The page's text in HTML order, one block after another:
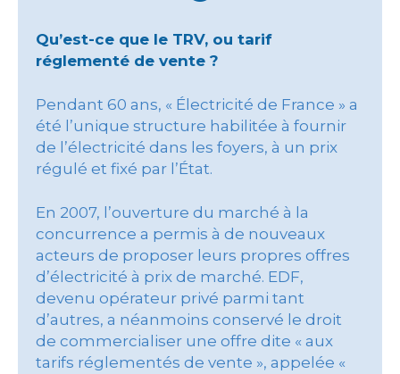
Qu’est-ce que le TRV, ou tarif
réglementé de vente ?
Pendant 60 ans, « Électricité de France » a
été l’unique structure habilitée à fournir
de l’électricité dans les foyers, à un prix
régulé et fixé par l’État.
En 2007, l’ouverture du marché à la
concurrence a permis à de nouveaux
acteurs de proposer leurs propres offres
d’électricité à prix de marché. EDF,
devenu opérateur privé parmi tant
d’autres, a néanmoins conservé le droit
de commercialiser une offre dite « aux
tarifs réglementés de vente », appelée «